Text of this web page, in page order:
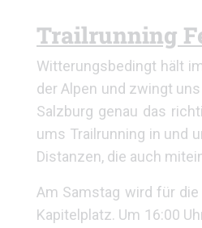
Trailrunning
Witterungsbedingt hält
der Alpen und zwingt
Salzburg genau das
ums Trailrunning in und
Distanzen, die auch
Am Samstag wird für
Kapitelplatz. Um 16:00